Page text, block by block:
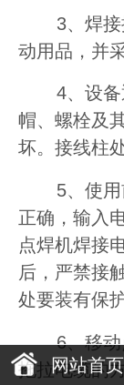
3、焊接操
动用品，并
4、设备通
帽、螺栓及
坏。接线柱
5、使用前
正确，输入
点焊机焊接
后，严禁接
处要装有保护
6、移动点
拖拉电缆的
网站首页